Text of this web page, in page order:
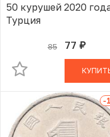
50 курушей 2020
Турция
85 77 руб.
В
-